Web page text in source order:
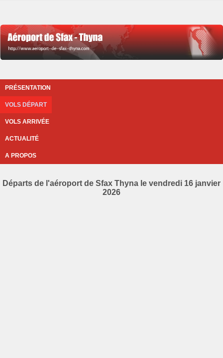
PRÉSENTATION
VOLS DÉPART
VOLS ARRIVÉE
ACTUALITÉ
A PROPOS
Départs de l'aéroport de Sfax Thyna le vendredi 16 janvier
2026